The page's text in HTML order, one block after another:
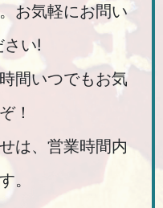
お気軽にお問い
さい!
間いつでもお気
！
は、営業時間内
。